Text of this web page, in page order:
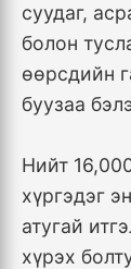
суудаг,
болон
өөрсдийн
буузаа
Нийт
хүргэдэг
атугай
хүрэх